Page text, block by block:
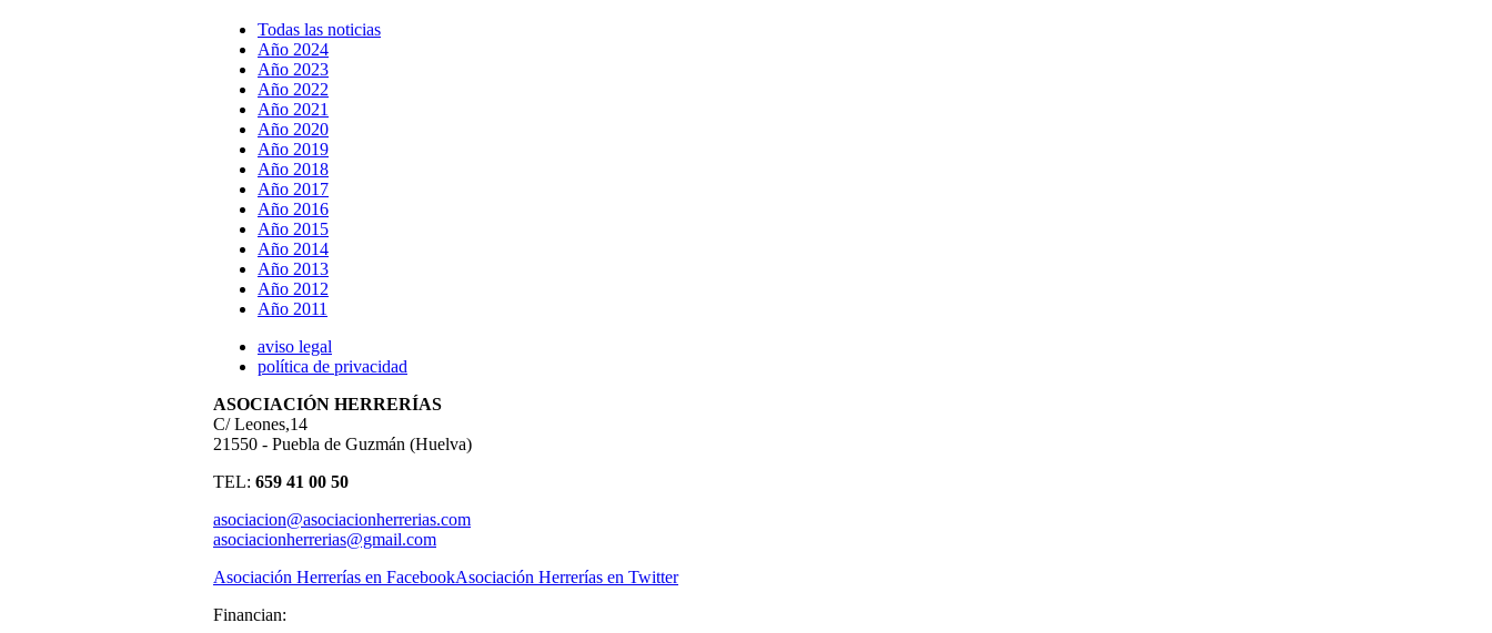
Todas las noticias
Año 2024
Año 2023
Año 2022
Año 2021
Año 2020
Año 2019
Año 2018
Año 2017
Año 2016
Año 2015
Año 2014
Año 2013
Año 2012
Año 2011
aviso legal
política de privacidad
ASOCIACIÓN HERRERÍAS
C/ Leones,14
21550 - Puebla de Guzmán (Huelva)
TEL: 659 41 00 50
asociacion@asociacionherrerias.com
asociacionherrerias@gmail.com
Asociación Herrerías en FacebookAsociación Herrerías en Twitter
Financian: